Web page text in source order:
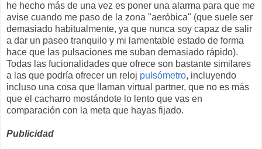
he hecho más de una vez es poner una alarma para que me
avise cuando me paso de la zona "aeróbica" (que suele ser
demasiado habitualmente, ya que nunca soy capaz de salir
a dar un paseo tranquilo y mi lamentable estado de forma
hace que las pulsaciones me suban demasiado rápido).
Todas las fucionalidades que ofrece son bastante similares
a las que podría ofrecer un reloj pulsómetro, incluyendo
incluso una cosa que llaman virtual partner, que no es más
que el cacharro mostándote lo lento que vas en
comparación con la meta que hayas fijado.
Publicidad